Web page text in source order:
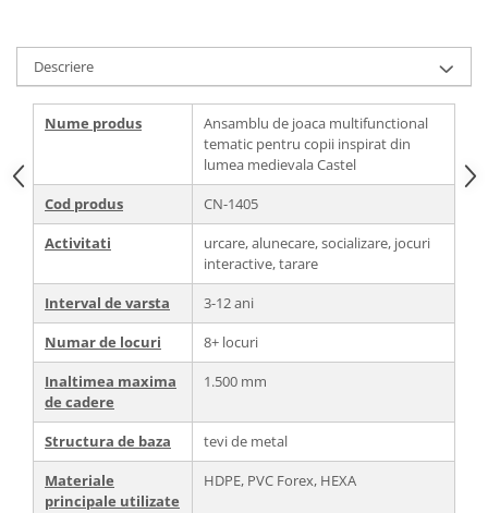
Descriere
Nume produs
Ansamblu de joaca multifunctional
tematic pentru copii inspirat din
lumea medievala Castel
Cod produs
CN-1405
Activitati
urcare, alunecare, socializare, jocuri
interactive, tarare
Interval de varsta
3-12 ani
Numar de locuri
8+ locuri
Inaltimea maxima
de cadere
1.500 mm
Structura de baza
tevi de metal
Materiale
principale utilizate
HDPE, PVC Forex, HEXA